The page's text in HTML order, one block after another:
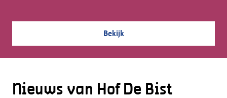
Bekijk
Nieuws van Hof De Bist